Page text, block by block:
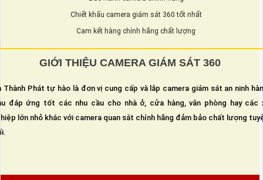
Chiết khấu camera giám sát 360 tốt nhất
Cam kết hàng chính hãng chất lượng
GIỚI THIỆU CAMERA GIÁM SÁT 360
Thành Phát tự hào là đơn vị cung cấp và lắp camera giám sát an ninh
đáp ứng tốt các nhu cầu cho nhà ở, cửa hàng, văn phòng hay các
lớn nhỏ khác với camera quan sát chính hãng đảm bảo chất lượng